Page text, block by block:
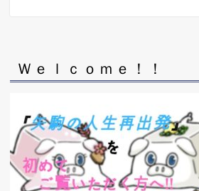
Ｗｅｌｃｏｍｅ！！